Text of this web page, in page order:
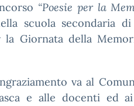
“Poesie per la
scuola secondaria
la Giornata della
va al
e alle docenti ed